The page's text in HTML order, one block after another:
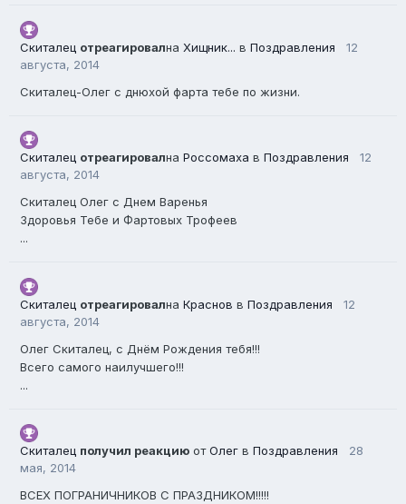
Скиталец отреагировална Хищник... в Поздравления
12
августа, 2014
Скиталец-Олег с днюхой фарта тебе по жизни.
Скиталец отреагировална Россомаха в Поздравления
12
августа, 2014
Скиталец Олег с Днем Варенья
Здоровья Тебе и Фартовых Трофеев
...
Скиталец отреагировална Краснов в Поздравления
12
августа, 2014
Олег Скиталец, с Днём Рождения тебя!!!
Всего самого наилучшего!!!
...
Скиталец получил реакцию отОлег в Поздравления
28
мая, 2014
ВСЕХ ПОГРАНИЧНИКОВ С ПРАЗДНИКОМ!!!!!